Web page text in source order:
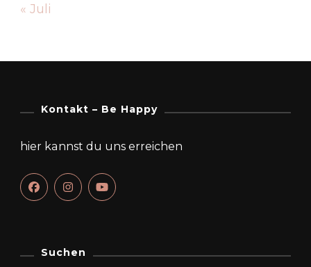
« Juli
Kontakt – Be Happy
hier kannst du uns erreichen
Suchen